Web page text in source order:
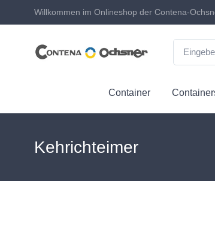
Willkommen im Onlineshop der Contena-
Container
Kehrichteimer